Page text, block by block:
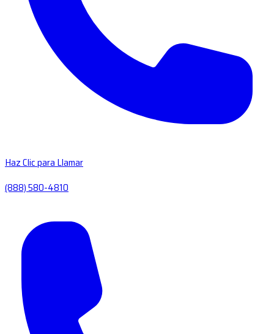
Haz Clic para Llamar
(888) 580-4810